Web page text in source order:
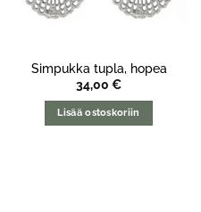
Simpukka tupla, hopea
34,00 €
Lisää ostoskoriin